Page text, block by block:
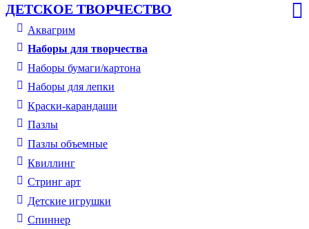
ДЕТСКОЕ ТВОРЧЕСТВО
Аквагрим
Наборы для творчества
Наборы бумаги/картона
Наборы для лепки
Краски-карандаши
Пазлы
Пазлы объемные
Квиллинг
Стринг арт
Детские игрушки
Спиннер